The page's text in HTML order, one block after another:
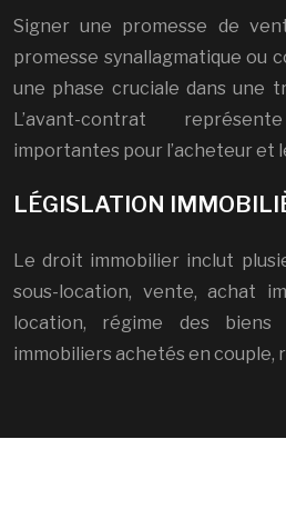
Signer une promesse de
promesse synallagmatique ou
une phase cruciale dans une
L’avant-contrat
importantes pour l’acheteur et
LÉGISLATION
Le droit immobilier inclut
sous-location, vente, achat
location, régime des
immobiliers achetés en couple,